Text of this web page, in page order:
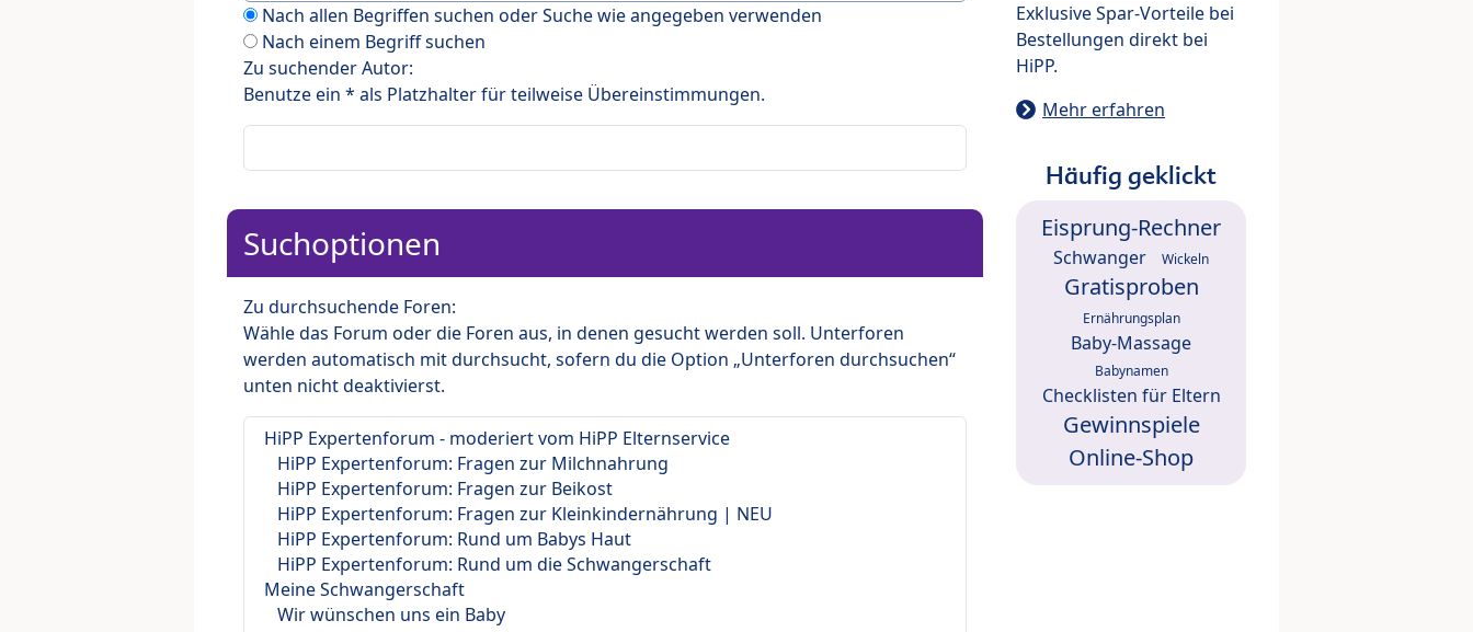
Nach allen Begriffen suchen oder Suche wie angegeben verwenden
Nach einem Begriff suchen
Zu suchender Autor:
Benutze ein * als Platzhalter für teilweise Übereinstimmungen.
Suchoptionen
Zu durchsuchende Foren:
Wähle das Forum oder die Foren aus, in denen gesucht werden soll. Unterforen
werden automatisch mit durchsucht, sofern du die Option „Unterforen durchsuchen“
unten nicht deaktivierst.
Exklusive Spar-Vorteile bei
Bestellungen direkt bei
HiPP.
Mehr erfahren
Häufig geklickt
Eisprung-Rechner
Schwanger Wickeln
Gratisproben
Ernährungsplan
Baby-Massage
Babynamen
Checklisten für Eltern
Gewinnspiele
Online-Shop